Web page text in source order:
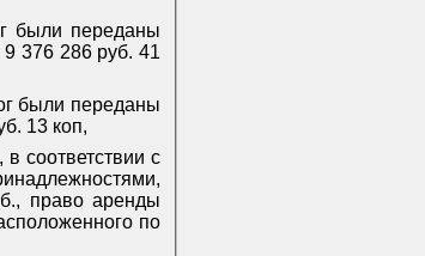
были переданы
376 286 руб. 41
были переданы
13 коп,
в соответствии с
право аренды
по